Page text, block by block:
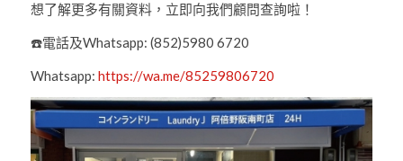
想了解更多有關資料，立即向我們顧問查詢啦！
☎️電話及Whatsapp: (852)5980 6720
Whatsapp: https://wa.me/85259806720